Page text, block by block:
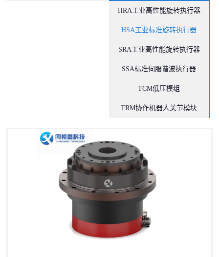
HRA工业高性能旋转执行器
HSA工业标准旋转执行器
SRA工业高性能旋转执行器
SSA标准伺服谐波执行器
TCM低压模组
TRM协作机器人关节模块